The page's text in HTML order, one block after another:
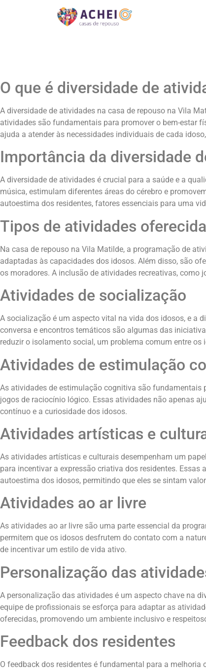
O que é diversidade de
A diversidade de atividades na casa de repouso na Vila
atividades são fundamentais para promover o bem-estar
ajuda a atender às necessidades individuais de cada
Importância da diversidade
A diversidade de atividades é crucial para a saúde e a
música, estimulam diferentes áreas do cérebro e
autoestima dos residentes, fatores essenciais para uma
Tipos de atividades
Na casa de repouso na Vila Matilde, a programação de
adaptadas às capacidades dos idosos. Além disso, são
os moradores. A inclusão de atividades recreativas,
Atividades de socialização
A socialização é um aspecto vital na vida dos idosos, e a
conversa e encontros temáticos são algumas das
reduzir o isolamento social, um problema comum entre
Atividades de estimulação
As atividades de estimulação cognitiva são fundamentais
jogos de raciocínio lógico. Essas atividades não apenas
contínuo e a curiosidade dos idosos.
Atividades artísticas e
As atividades artísticas e culturais desempenham um
para incentivar a expressão criativa dos residentes.
autoestima dos idosos, permitindo que eles se sintam
Atividades ao ar livre
As atividades ao ar livre são uma parte essencial da
permitem que os idosos desfrutem do contato com a
de incentivar um estilo de vida ativo.
Personalização das
A personalização das atividades é um aspecto chave na
equipe de profissionais se esforça para adaptar as
oferecidas, promovendo um ambiente inclusivo e
Feedback dos residentes
O feedback dos residentes é fundamental para a